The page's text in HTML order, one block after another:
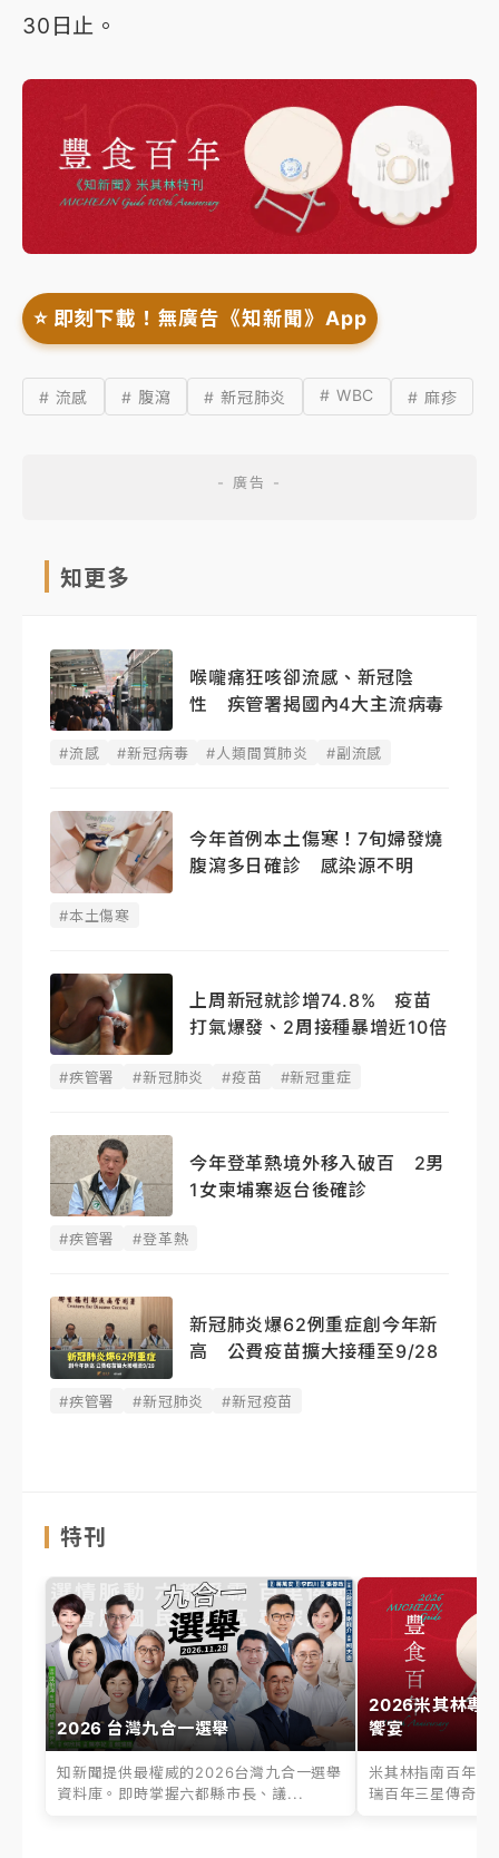
30日止。
⭐️ 即刻下載！無廣告《知新聞》App
# 流感 # 腹瀉 # 新冠肺炎 # WBC # 麻疹
知更多
喉嚨痛狂咳卻流感、新冠陰
性 疾管署揭國內4大主流病毒
#流感 #新冠病毒 #人類間質肺炎 #副流感
今年首例本土傷寒！7旬婦發燒
腹瀉多日確診 感染源不明
#本土傷寒
上周新冠就診增74.8% 疫苗
打氣爆發、2周接種暴增近10倍
#疾管署 #新冠肺炎 #疫苗 #新冠重症
今年登革熱境外移入破百 2男
1女柬埔寨返台後確診
#疾管署 #登革熱
新冠肺炎爆62例重症創今年新
高 公費疫苗擴大接種至9/28
#疾管署 #新冠肺炎 #新冠疫苗
特刊
2026 台灣九合一選舉
知新聞提供最權威的2026台灣九合一選舉
資料庫。即時掌握六都縣市長、議...
2026米其林專
饗宴
米其林指南百年之
瑞百年三星傳奇、